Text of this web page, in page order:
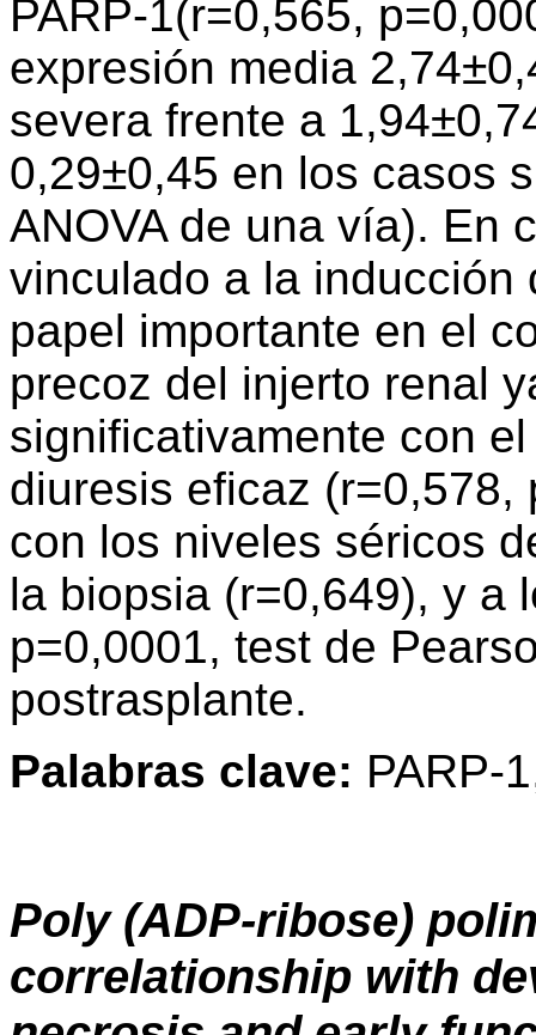
PARP-1(r=0,565,
expresión media
severa frente a
0,29±0,45 en los casos
ANOVA de una vía). En
vinculado a la inducción
papel importante en el
precoz del injerto renal
significativamente con
diuresis eficaz
con los niveles séricos
la biopsia (r=0,649), y a
p=0,0001, test de
postrasplante.
Palabras clave: PARP-
Poly (ADP-ribose)
correlationship with